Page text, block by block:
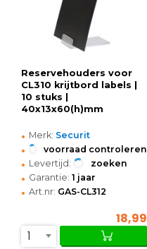
Reservehouders voor
CL310 krijtbord labels |
10 stuks |
40x13x60(h)mm
• Merk: Securit
• voorraad controleren
• Levertijd: zoeken
• Garantie: 1 jaar
• Art.nr: GAS-CL312
18,99
1